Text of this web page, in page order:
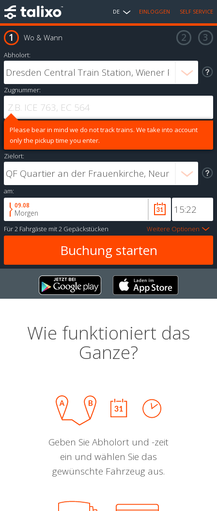
DE EINLOGGEN SELF SERVICE
Wo & Wann
Abholort:
Zugnummer:
Please bear in mind we do not track trains. We take into account
only the pickup time you enter.
Zielort:
am:
09.08
Morgen
Für2 Fahrgäste mit2 Gepäckstücken Weitere Optionen
Wie funktioniert das
Ganze?
Geben Sie Abholort und -zeit
ein und wählen Sie das
gewünschte Fahrzeug aus.